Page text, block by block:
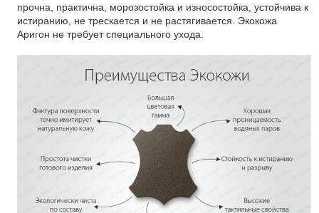
прочна, практична, морозостойка и износостойка, устойчива к
истиранию, не трескается и не растягивается. Экокожа
Аригон не требует специального ухода.